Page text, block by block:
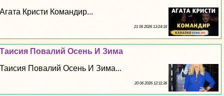
Агата Кристи Комaндир...
21 06 2026 13:24:18
Таисия Повалий Осень И Зима
Таисия Повалий Осень И Зима...
20 06 2026 12:11:36